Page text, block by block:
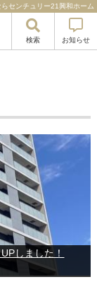
センチュリー21興和ホーム
検索 お知らせ
しました！